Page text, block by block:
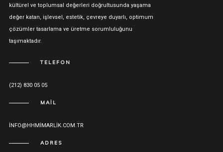
kültürel ve toplumsal değerleri doğrultusunda yaşama
değer katan, işlevsel, estetik, çevreye duyarlı, optimum
çözümler tasarlama ve üretme sorumluluğunu
taşımaktadır.
TELEFON
(212) 830 05 05
MAIL
INFO@HHMIMARLIK.COM.TR
ADRES